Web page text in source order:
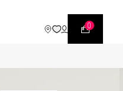
0